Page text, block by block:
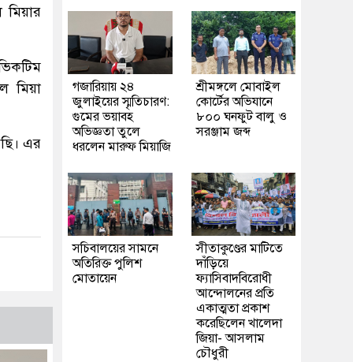
মিয়ার
মিয়া
এর
গজারিয়ায় ২৪
জুলাইয়ের স্মৃতিচারণ:
গুমের ভয়াবহ
অভিজ্ঞতা তুলে
ধরলেন মারুফ মিয়াজি
শ্রীমঙ্গলে মোবাইল
কোর্টের অভিযানে
৮০০ ঘনফুট বালু ও
সরঞ্জাম জব্দ
সচিবালয়ের সামনে
অতিরিক্ত পুলিশ
মোতায়েন
সীতাকুণ্ডের মাটিতে
দাঁড়িয়ে
ফ্যাসিবাদবিরোধী
আন্দোলনের প্রতি
একাত্মতা প্রকাশ
করেছিলেন খালেদা
জিয়া- আসলাম
চৌধুরী